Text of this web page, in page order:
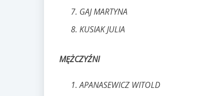
GAJ MARTYNA
KUSIAK JULIA
MĘŻCZYŹNI
APANASEWICZ WITOLD